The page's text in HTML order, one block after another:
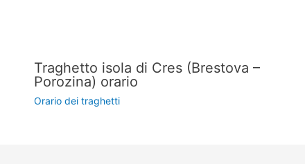
Traghetto isola di Cres (Brestova –
Porozina) orario
Orario dei traghetti